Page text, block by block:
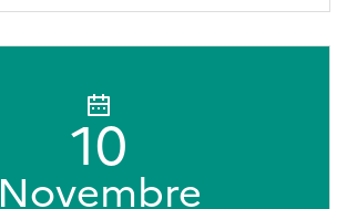
10
Novembre